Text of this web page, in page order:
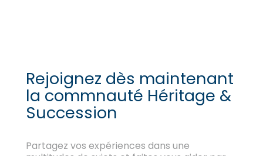
Rejoignez dès maintenant
la commnauté Héritage &
Succession
Partagez vos expériences dans une